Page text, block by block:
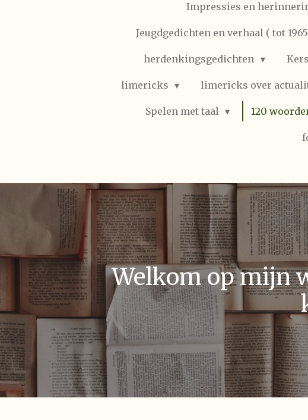
Impressies en
Jeugdgedichten en verhaal ( tot
herdenkingsgedichten
limericks limericks over
Spelen met taal 120
Welkom op mijn